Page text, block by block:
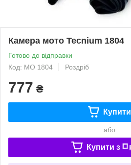
Камера мото Tecnium 1804
Готово до відправки
Код: MO 1804
Роздріб
777 ₴
Купити
або
Купити з